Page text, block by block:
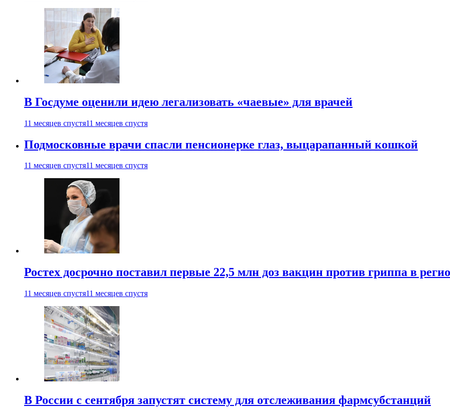
В Госдуме оценили идею легализовать «чаевые» для врачей
11 месяцев спустя11 месяцев спустя
Подмосковные врачи спасли пенсионерке глаз, выцарапанный кошкой
11 месяцев спустя11 месяцев спустя
Ростех досрочно поставил первые 22,5 млн доз вакцин против гриппа в
11 месяцев спустя11 месяцев спустя
В России с сентября запустят систему для отслеживания фармсубстанций